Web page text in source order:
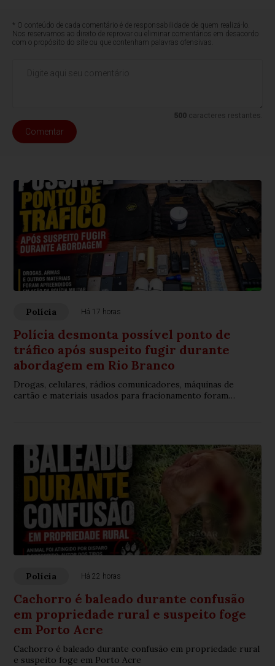
* O conteúdo de cada comentário é de responsabilidade de quem realizá-lo.
Nos reservamos ao direito de reprovar ou eliminar comentários em desacordo
com o propósito do site ou que contenham palavras ofensivas.
500caracteres restantes.
Comentar
Polícia Há 17 horas
Polícia desmonta possível ponto de
tráfico após suspeito fugir durante
abordagem em Rio Branco
Drogas, celulares, rádios comunicadores, máquinas de
cartão e materiais usados para fracionamento foram
Polícia Há 22 horas
Cachorro é baleado durante confusão
em propriedade rural e suspeito foge
em Porto Acre
Cachorro é baleado durante confusão em propriedade rural
e suspeito foge em Porto Acre